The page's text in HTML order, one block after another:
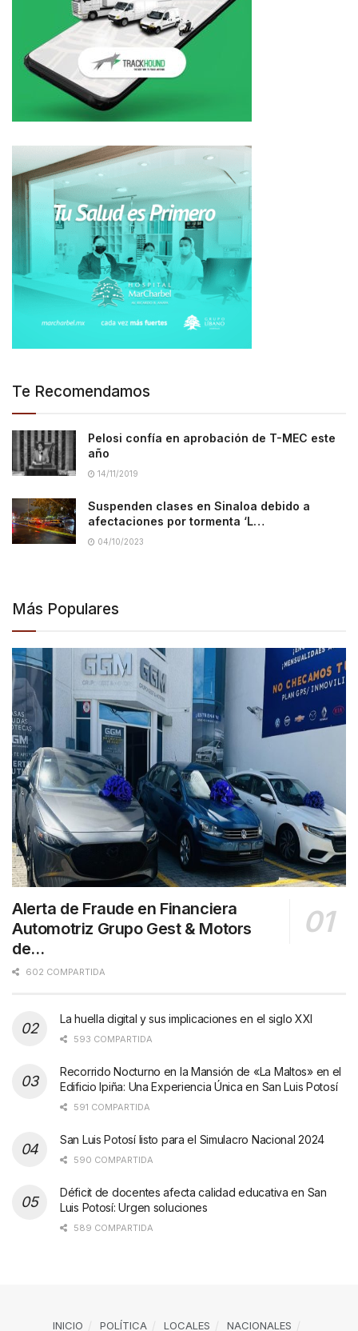
Te Recomendamos
Pelosi confía en aprobación de T-MEC este
año
14/11/2019
Suspenden clases en Sinaloa debido a
afectaciones por tormenta ‘L…
04/10/2023
Más Populares
Alerta de Fraude en Financiera
Automotriz Grupo Gest & Motors
de…
602 COMPARTIDA
La huella digital y sus implicaciones en el siglo XXI
593 COMPARTIDA
Recorrido Nocturno en la Mansión de «La Maltos» en el
Edificio Ipiña: Una Experiencia Única en San Luis Potosí
591 COMPARTIDA
San Luis Potosí listo para el Simulacro Nacional 2024
590 COMPARTIDA
Déficit de docentes afecta calidad educativa en San
Luis Potosí: Urgen soluciones
589 COMPARTIDA
INICIO POLÍTICA LOCALES NACIONALES